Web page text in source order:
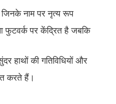
नाम पर नृत्य रूप
फुटवर्क पर केंद्रित है जबकि
हाथों की गतिविधियों और
करते हैं।